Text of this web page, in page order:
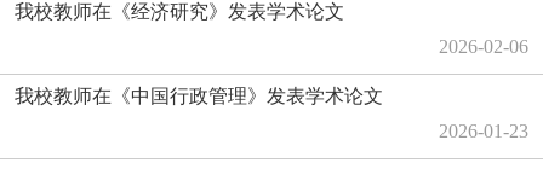
我校教师在《经济研究》发表学术论文
2026-02-06
我校教师在《中国行政管理》发表学术论文
2026-01-23